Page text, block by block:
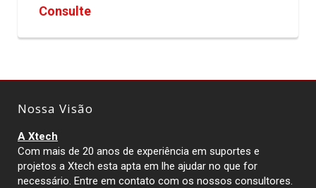
Consulte
Nossa Visão
A Xtech
Com mais de 20 anos de experiência em suportes e
projetos a Xtech esta apta em lhe ajudar no que for
necessário. Entre em contato com os nossos consultores.